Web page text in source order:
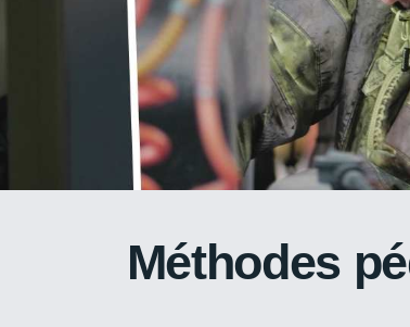
DEBELEC à quiconque cherche à avancer
secteur des infrastructures et des réseaux.
Méthodes